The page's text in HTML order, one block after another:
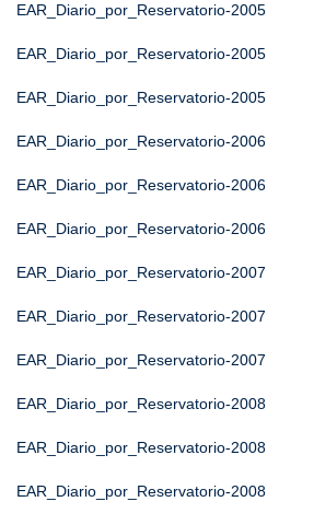
EAR_Diario_por_Reservatorio-2005
EAR_Diario_por_Reservatorio-2005
EAR_Diario_por_Reservatorio-2005
EAR_Diario_por_Reservatorio-2006
EAR_Diario_por_Reservatorio-2006
EAR_Diario_por_Reservatorio-2006
EAR_Diario_por_Reservatorio-2007
EAR_Diario_por_Reservatorio-2007
EAR_Diario_por_Reservatorio-2007
EAR_Diario_por_Reservatorio-2008
EAR_Diario_por_Reservatorio-2008
EAR_Diario_por_Reservatorio-2008